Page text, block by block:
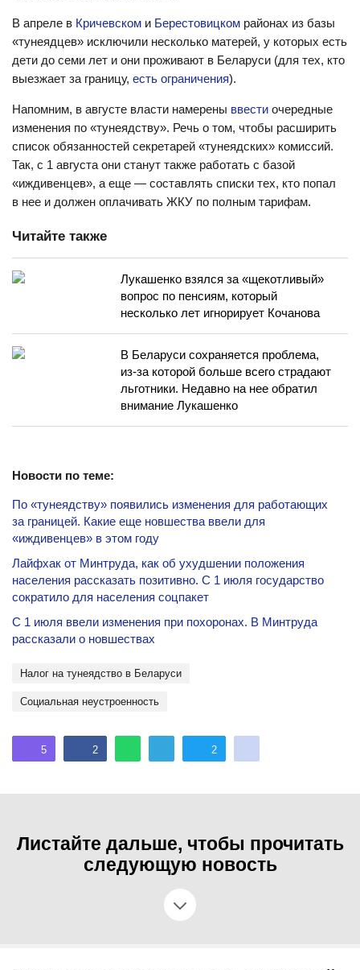
В апреле в Кричевском и Берестовицком районах из базы
«тунеядцев» исключили несколько матерей, у которых есть
дети до семи лет и они проживают в Беларуси (для тех, кто
выезжает за границу, есть ограничения).
Напомним, в августе власти намерены ввести очередные
изменения по «тунеядству». Речь о том, чтобы расширить
список обязанностей секретарей «тунеядских» комиссий.
Так, с 1 августа они станут также работать с базой
«иждивенцев», а еще — составлять списки тех, кто попал
в нее и должен оплачивать ЖКУ по полным тарифам.
Читайте также
Лукашенко взялся за «щекотливый»
вопрос по пенсиям, который
несколько лет игнорирует Кочанова
В Беларуси сохраняется проблема,
из-за которой больше всего страдают
льготники. Недавно на нее обратил
внимание Лукашенко
Новости по теме:
По «тунеядству» появились изменения для работающих
за границей. Какие еще новшества ввели для
«иждивенцев» в этом году
Лайфхак от Минтруда, как об ухудшении положения
населения рассказать позитивно. С 1 июля государство
сократило для населения соцпакет
С 1 июля ввели изменения при похоронах. В Минтруда
рассказали о новшествах
Налог на тунеядство в Беларуси
социальная неустроенность
5 2 2
Листайте дальше, чтобы прочитать
следующую новость